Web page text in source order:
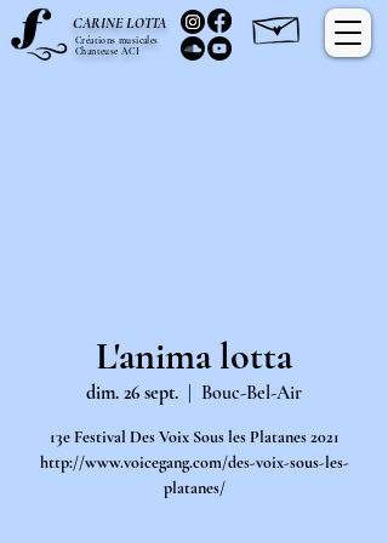
CARINE LOTTA
Chanteuse ACI
Créations musicales
L'anima lotta
dim. 26 sept. Bouc-Bel-Air
13e Festival Des Voix Sous les Platanes 2021
http://www.voicegang.com/des-voix-sous-les-
platanes/